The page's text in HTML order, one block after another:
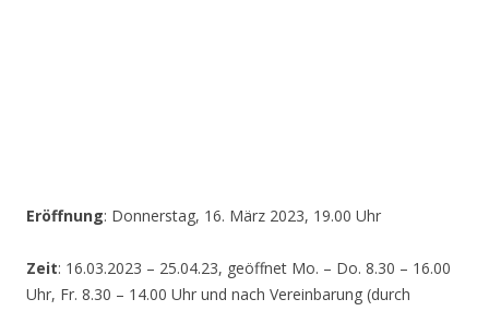
Eröffnung: Donnerstag, 16. März 2023, 19.00 Uhr
Zeit: 16.03.2023 – 25.04.23, geöffnet Mo. – Do. 8.30 – 16.00
Uhr, Fr. 8.30 – 14.00 Uhr und nach Vereinbarung (durch